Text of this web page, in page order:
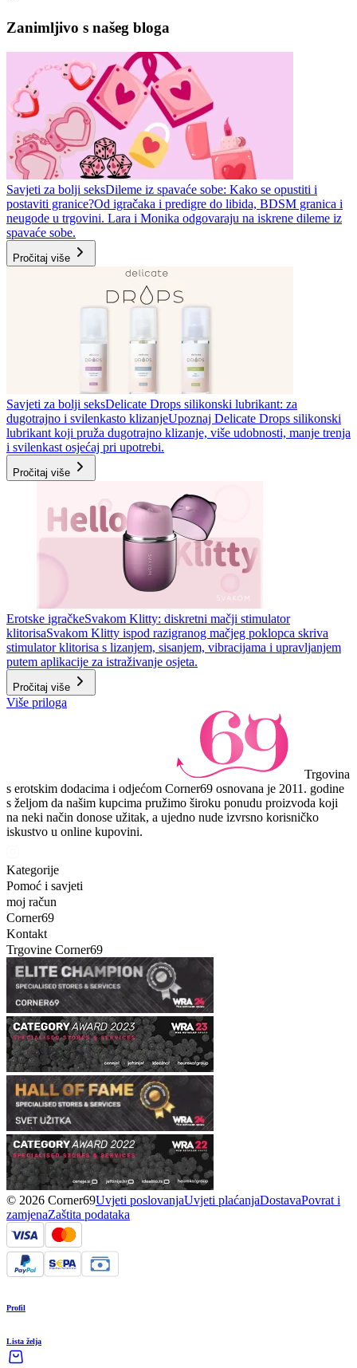
Zanimljivo s našeg bloga
Savjeti za bolji seksDileme iz spavaće sobe: Kako se opustiti i
postaviti granice?Od igračaka i predigre do libida, BDSM granica i
neugode u trgovini. Lara i Monika odgovaraju na iskrene dileme iz
spavaće sobe.
Pročitaj više
Savjeti za bolji seksDelicate Drops silikonski lubrikant: za
dugotrajno i svilenkasto klizanjeUpoznaj Delicate Drops silikonski
lubrikant koji pruža dugotrajno klizanje, više udobnosti, manje trenja
i svilenkast osjećaj pri upotrebi.
Pročitaj više
Erotske igračkeSvakom Klitty: diskretni mačji stimulator
klitorisaSvakom Klitty ispod razigranog mačjeg poklopca skriva
stimulator klitorisa s lizanjem, sisanjem, vibracijama i upravljanjem
putem aplikacije za istraživanje osjeta.
Pročitaj više
Više priloga
Trgovina
s erotskim dodacima i odjećom Corner69 osnovana je 2011. godine
s željom da našim kupcima pružimo široku ponudu proizvoda koji
na neki način donose užitak, a ujedno nude izvrsno korisničko
iskustvo u online kupovini.
Kategorije
Pomoć i savjeti
moj račun
Corner69
Kontakt
Trgovine Corner69
© 2026 Corner69Uvjeti poslovanjaUvjeti plaćanjaDostavaPovrat i
zamjenaZaštita podataka
Profil
Lista želja